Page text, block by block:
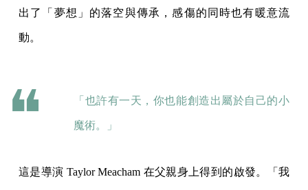
出了「夢想」的落空與傳承，感傷的同時也有暖意流
動。
「也許有一天，你也能創造出屬於自己的小
魔術。」
這是導演 Taylor Meacham 在父親身上得到的啟發。「我